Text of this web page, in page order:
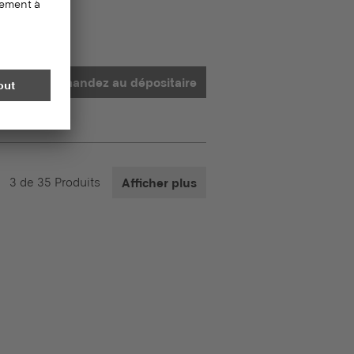
Demandez au dépositaire
3 de 35 Produits Afficher plus